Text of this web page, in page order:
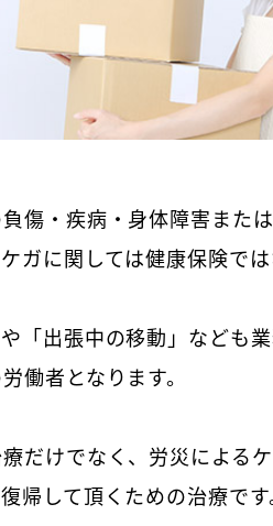
傷・疾病・身体障害また
ガに関しては健康保険で
「出張中の移動」なども
働者となります。
だけでなく、労災による
帰して頂くための治療です